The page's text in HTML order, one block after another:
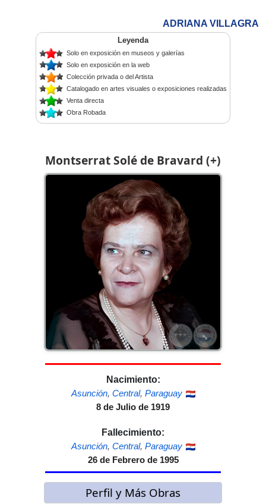
Montserrat Solé de Bravard (+)
Nacimiento:
Asunción, Central, Paraguay
8 de Julio de 1919
Fallecimiento:
Asunción, Central, Paraguay
26 de Febrero de 1995
Perfil y Más Obras
ADRIANA VILLAGRA
Leyenda
Solo en exposición en museos y galerías
Solo en exposición en la web
Colección privada o del Artista
Catalogado en artes visuales o exposiciones realizadas
Venta directa
Obra Robada